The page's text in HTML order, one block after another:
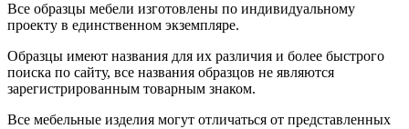
Все образцы мебели изготовлены по индивидуальному
проекту в единственном экземпляре.
Образцы имеют названия для их различия и более быстрого
поиска по сайту, все названия образцов не являются
зарегистрированным товарным знаком.
Все мебельные изделия могут отличаться от представленных